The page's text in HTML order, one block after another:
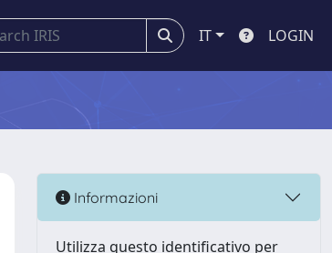
IT LOGIN
Informazioni
Utilizza questo identificativo per